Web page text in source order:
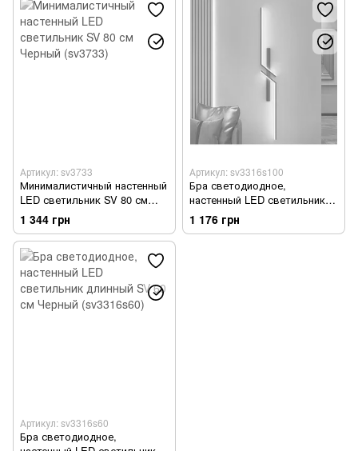
Артикул: sv3733
Минималистичный настенный
LED светильник SV 80 см
Черный (sv3733)
1 344 грн
Артикул: sv3316s100
Бра светодиодное,
настенный LED светильник
длинный SV 100 см Черный
(sv3316s100)
1 176 грн
Артикул: sv3316s60
Бра светодиодное,